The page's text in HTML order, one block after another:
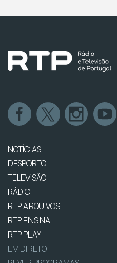
NOTÍCIAS
DESPORTO
TELEVISÃO
RÁDIO
RTP ARQUIVOS
RTP ENSINA
RTP PLAY
EM DIRETO